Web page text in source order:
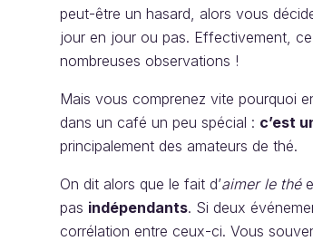
peut-être un hasard, alors vous
jour en jour ou pas. Effectivement,
nombreuses observations !
Mais vous comprenez vite pourquoi
dans un café un peu spécial : c’est
principalement des amateurs de thé.
On dit alors que le fait d’aimer le thé
pas indépendants. Si deux
corrélation entre ceux-ci. Vous